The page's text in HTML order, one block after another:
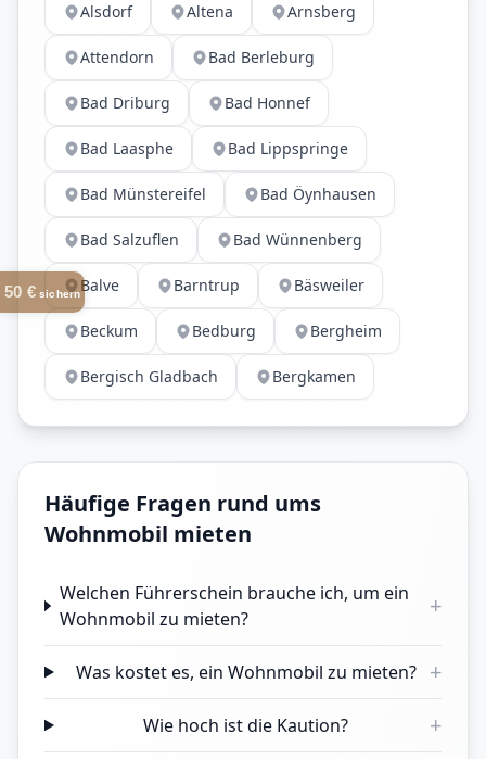
Alsdorf Altena Arnsberg
Attendorn Bad Berleburg
Bad Driburg Bad Honnef
Bad Laasphe Bad Lippspringe
Bad Münstereifel Bad Öynhausen
Bad Salzuflen Bad Wünnenberg
Balve Barntrup Bäsweiler
Beckum Bedburg Bergheim
Bergisch Gladbach Bergkamen
Häufige Fragen rund ums
Wohnmobil mieten
Welchen Führerschein brauche ich, um ein
Wohnmobil zu mieten?
+
Was kostet es, ein Wohnmobil zu mieten? +
Wie hoch ist die Kaution? +
50 €sichern